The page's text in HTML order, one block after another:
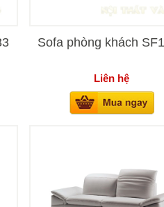
Sofa phòng khách
Liên hệ